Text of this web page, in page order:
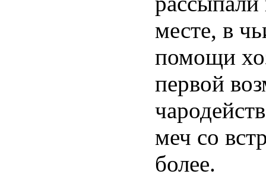
месте, в
помощи
первой
меч со
более.